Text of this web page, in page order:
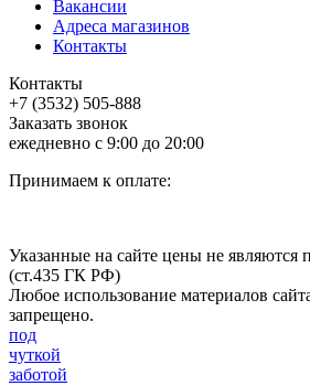
Вакансии
Адреса магазинов
Контакты
Контакты
+7 (3532) 505-888
Заказать звонок
ежедневно с 9:00 до 20:00
Принимаем к оплате:
Указанные на сайте цены не являются
(ст.435 ГК РФ)
Любое использование материалов
запрещено.
под
чуткой
заботой